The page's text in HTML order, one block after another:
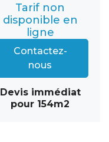
Tarif non
disponible en
ligne
Contactez-
nous
Devis immédiat
pour 154m2